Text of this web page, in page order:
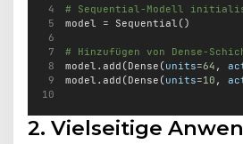
# Sequential-Modell
model = Sequential()
# Hinzufügen von Dense-
model.add(Dense(units=64 ,
model.add(Dense(units=10 ,
2. Vielseitige